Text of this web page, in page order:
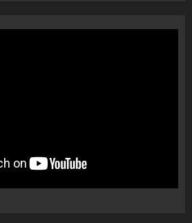
“bosen” Joana Nano për
abuzim me fondet publike dhe
pasuri të pajustifikuar